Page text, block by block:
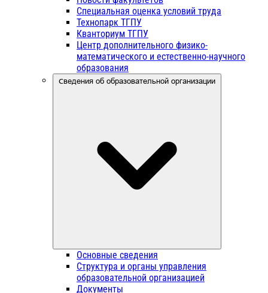
Специальная оценка условий труда
Технопарк ТГПУ
Кванториум ТГПУ
Центр дополнительного физико-
математического и естественно-научного
образования
Сведения об образовательной организации
Основные сведения
Структура и органы управления
образовательной организацией
Документы